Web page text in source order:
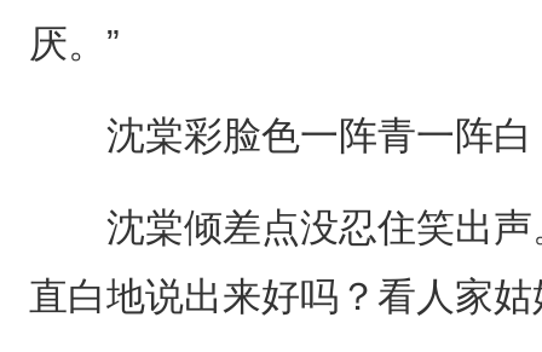
厌。”
沈棠彩脸色一阵青一阵白
沈棠倾差点没忍住笑出声
直白地说出来好吗？看人家